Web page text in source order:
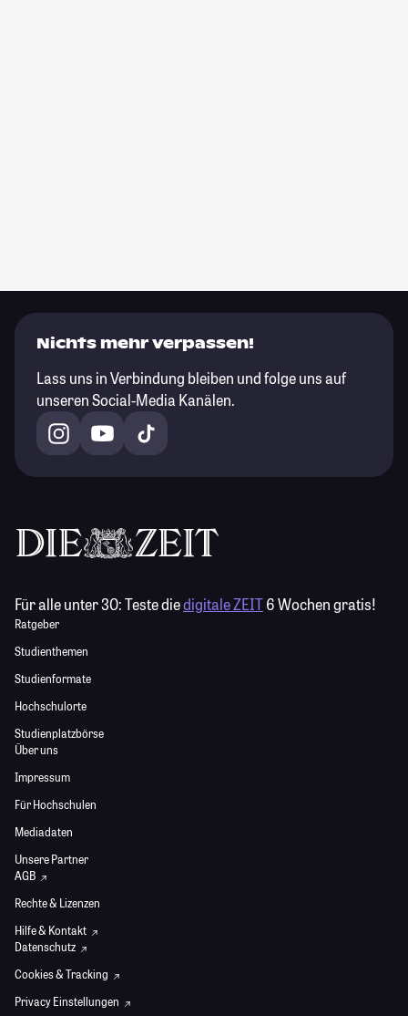
Nichts mehr verpassen!
Lass uns in Verbindung bleiben und folge uns auf
unseren Social-Media Kanälen.
Für alle unter 30:Teste diedigitale ZEIT6 Wochen gratis!
Ratgeber
Studienthemen
Studienformate
Hochschulorte
Studienplatzbörse
Über uns
Impressum
Für Hochschulen
Mediadaten
Unsere Partner
AGB
Rechte & Lizenzen
Hilfe & Kontakt
Datenschutz
Cookies & Tracking
Privacy Einstellungen